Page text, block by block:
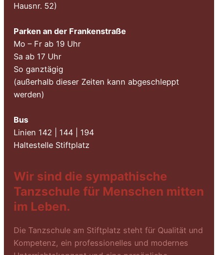
Hausnr. 52)
Parken an der Frankenstraße
Mo – Fr ab 19 Uhr
Sa ab 17 Uhr
So ganztägig
(außerhalb dieser Zeiten kann abgeschleppt
werden)
Bus
Linien 142 | 144 | 194
Haltestelle Stiftplatz
Wir sind die sympathische
Tanzschule für Menschen mitten
im Leben.
Die Tanzschule am Stiftplatz steht für Qualität und
Kompetenz, ein professionelles und modernes